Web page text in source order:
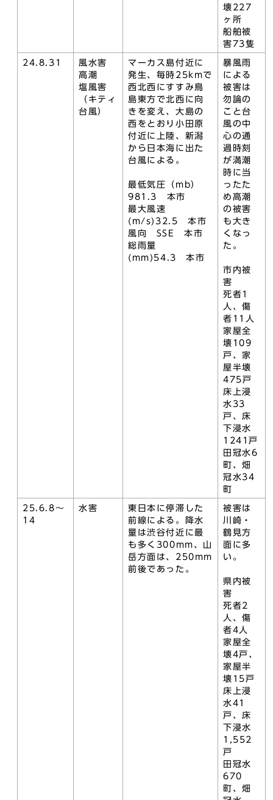
壊227
ヶ所
船舶被
害73隻
24.8.31
風水害
高潮
塩風害
（キティ
台風）
マーカス島付近に
発生、毎時25kmで
西北西にすすみ鳥
島東方で北西に向
きを変え、大島の
西をとおり小田原
付近に上陸、新潟
から日本海に出た
台風による。
最低気圧（mb）
981.3 本市
最大風速
(m/s)32.5 本市
風向 SSE 本市
総雨量
(mm)54.3 本市
暴風雨
による
被害は
勿論の
こと台
風の中
心の通
過時刻
が満潮
時に当
ったた
め高潮
の被害
も大き
くなっ
た。
市内被
害
死者1
人、傷
者11人
家屋全
壊109
戸、家
屋半壊
475戸
床上浸
水33
戸、床
下浸水
1241戸
田冠水6
町、畑
冠水34
町
25.6.8～
14
水害
東日本に停滞した
前線による。降水
量は渋谷付近に最
も多く300mm、山
岳方面は、250mm
前後であった。
被害は
川崎・
鶴見方
面に多
い。
県内被
害
死者2
人、傷
者4人
家屋全
壊4戸、
家屋半
壊15戸
床上浸
水41
戸、床
下浸水
1,552
戸
田冠水
670
町、畑